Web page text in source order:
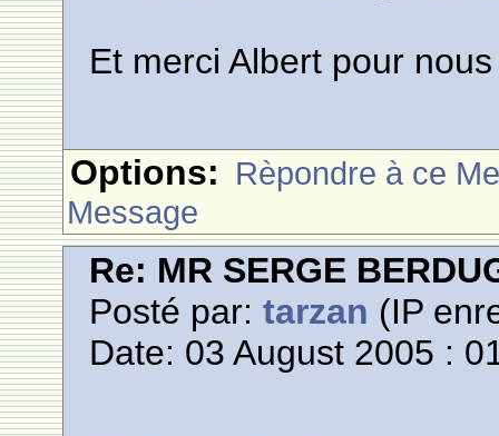
Et merci Albert pour
Options: Rèpondre à ce
Message
Re: MR SERGE
Posté par:tarzan (IP
Date: 03 August 2005 :